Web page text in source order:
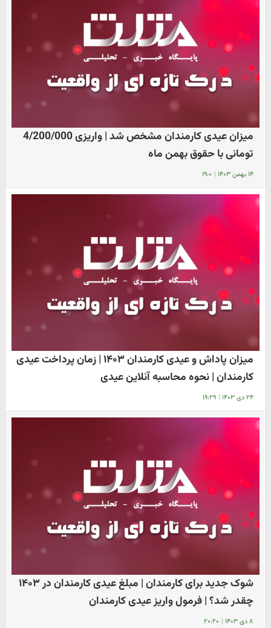
میزان عیدی کارمندان مشخص شد | واریزی 4/200/000
تومانی با حقوق بهمن ماه
۱۴ بهمن ۱۴۰۳ | ۱۹:۰
میزان پاداش و عیدی کارمندان ۱۴۰۳ | زمان پرداخت عیدی
کارمندان | نحوه محاسبه آنلاین عیدی
۲۴ دی ۱۴۰۳ | ۱۹:۲۹
شوک جدید برای کارمندان | مبلغ عیدی کارمندان در ۱۴۰۳
چقدر شد؟ | فرمول واریز عیدی کارمندان
۸ دی ۱۴۰۳ | ۲۰:۲۰